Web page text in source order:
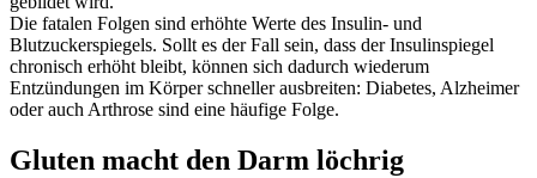
Die fatalen Folgen sind erhöhte Werte des Insulin- und
Blutzuckerspiegels. Sollt es der Fall sein, dass der Insulinspiegel
chronisch erhöht bleibt, können sich dadurch wiederum
Entzündungen im Körper schneller ausbreiten: Diabetes, Alzheimer
oder auch Arthrose sind eine häufige Folge.
Gluten macht den Darm löchrig